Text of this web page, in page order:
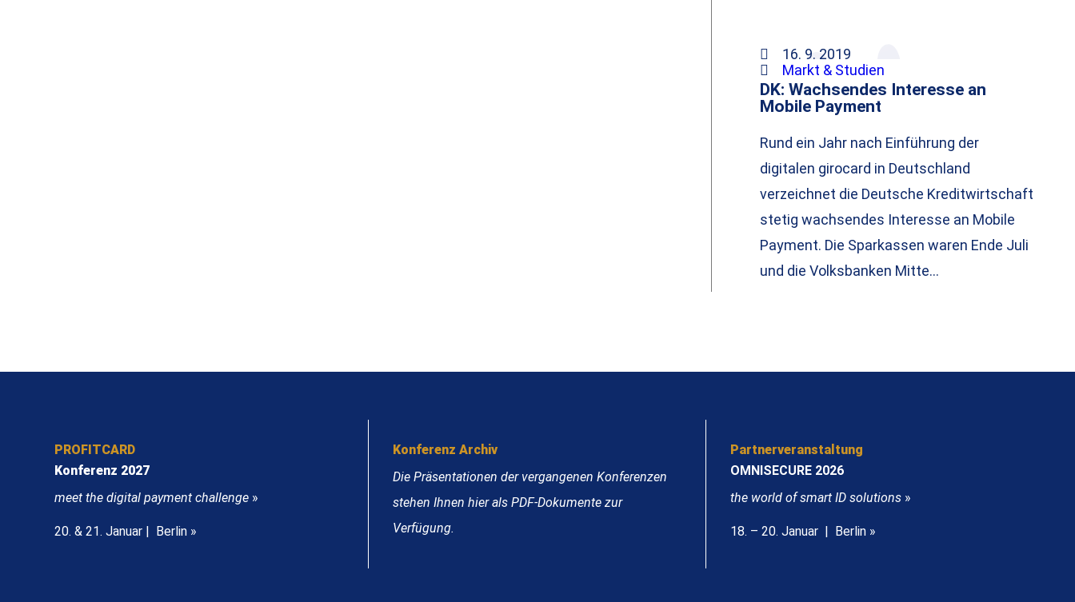
16. 9. 2019
Markt & Studien
DK: Wachsendes Interesse an
Mobile Payment
Rund ein Jahr nach Einführung der
digitalen girocard in Deutschland
verzeichnet die Deutsche Kreditwirtschaft
stetig wachsendes Interesse an Mobile
Payment. Die Sparkassen waren Ende Juli
und die Volksbanken Mitte…
PROFITCARD
Konferenz 2027
meet the digital payment challenge »
20. & 21. Januar | Berlin »
Konferenz Archiv
Die Präsentationen der vergangenen Konferenzen
stehen Ihnen hier als PDF-Dokumente zur
Verfügung.
Partnerveranstaltung
OMNISECURE 2026
the world of smart ID solutions »
18. – 20. Januar | Berlin »